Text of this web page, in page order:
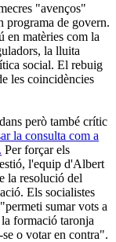
"avenços"
programa de govern.
en matèries com la
la lluita
social. El rebuig
les coincidències
però també crític
la consulta com a
Per forçar els
l'equip d'Albert
la resolució del
Els socialistes
sumar vots a
formació taronja
se o votar en contra".